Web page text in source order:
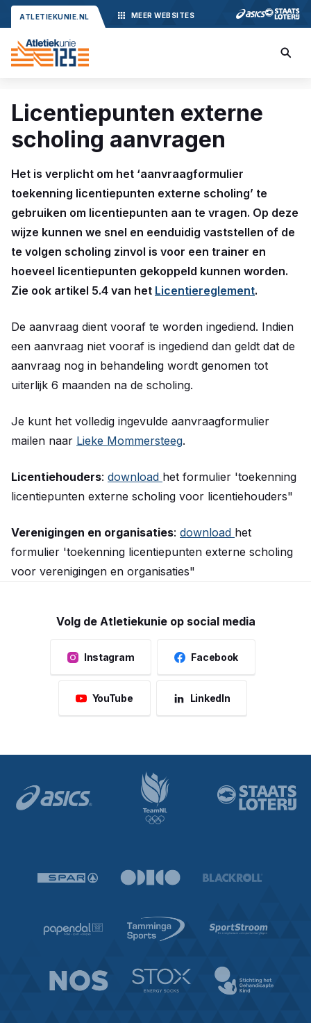
ATLETIEKUNIE.NL MEER WEBSITES
Licentiepunten externe
scholing aanvragen
Het is verplicht om het ‘aanvraagformulier
toekenning licentiepunten externe scholing’ te
gebruiken om licentiepunten aan te vragen. Op deze
wijze kunnen we snel en eenduidig vaststellen of de
te volgen scholing zinvol is voor een trainer en
hoeveel licentiepunten gekoppeld kunnen worden.
Zie ook artikel 5.4 van het Licentiereglement.
De aanvraag dient vooraf te worden ingediend. Indien
een aanvraag niet vooraf is ingediend dan geldt dat de
aanvraag nog in behandeling wordt genomen tot
uiterlijk 6 maanden na de scholing.
Je kunt het volledig ingevulde aanvraagformulier
mailen naar Lieke Mommersteeg.
Licentiehouders: download het formulier 'toekenning
licentiepunten externe scholing voor licentiehouders"
Verenigingen en organisaties: download het
formulier 'toekenning licentiepunten externe scholing
voor verenigingen en organisaties"
Volg de Atletiekunie op social media
Instagram Facebook
YouTube LinkedIn